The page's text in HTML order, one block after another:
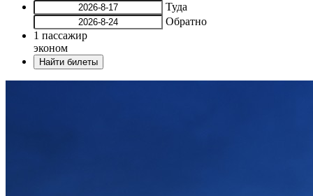
Туда
Обратно
1 пассажир
эконом
Найти билеты